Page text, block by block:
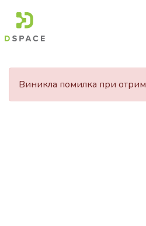
Фонди
Виникла помилка при